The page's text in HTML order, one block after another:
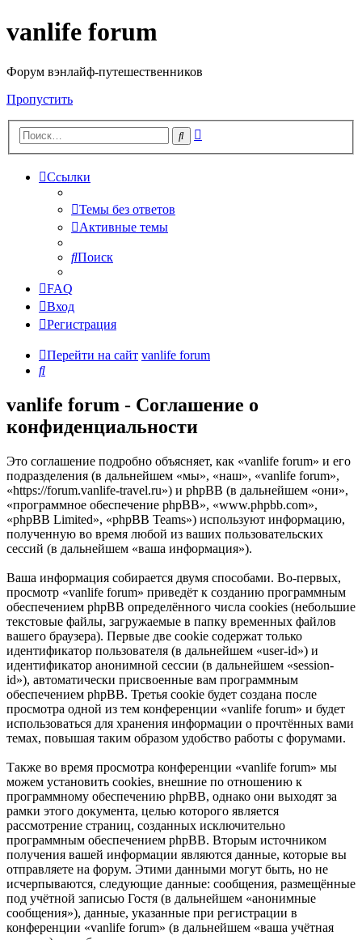
vanlife forum
Форум вэнлайф-путешественников
Пропустить
Поиск
Ссылки
Темы без ответов
Активные темы
Поиск
FAQ
Вход
Регистрация
Перейти на сайт vanlife forum
Поиск
vanlife forum - Соглашение о
конфиденциальности
Это соглашение подробно объясняет, как «vanlife forum» и его
подразделения (в дальнейшем «мы», «наш», «vanlife forum»,
«https://forum.vanlife-travel.ru») и phpBB (в дальнейшем «они»,
«программное обеспечение phpBB», «www.phpbb.com»,
«phpBB Limited», «phpBB Teams») используют информацию,
полученную во время любой из ваших пользовательских
сессий (в дальнейшем «ваша информация»).
Ваша информация собирается двумя способами. Во-первых,
просмотр «vanlife forum» приведёт к созданию программным
обеспечением phpBB определённого числа cookies (небольшие
текстовые файлы, загружаемые в папку временных файлов
вашего браузера). Первые две cookie содержат только
идентификатор пользователя (в дальнейшем «user-id») и
идентификатор анонимной сессии (в дальнейшем «session-
id»), автоматически присвоенные вам программным
обеспечением phpBB. Третья cookie будет создана после
просмотра одной из тем конференции «vanlife forum» и будет
использоваться для хранения информации о прочтённых вами
темах, повышая таким образом удобство работы с форумами.
Также во время просмотра конференции «vanlife forum» мы
можем установить cookies, внешние по отношению к
программному обеспечению phpBB, однако они выходят за
рамки этого документа, целью которого является
рассмотрение страниц, созданных исключительно
программным обеспечением phpBB. Вторым источником
получения вашей информации являются данные, которые вы
отправляете на форум. Этими данными могут быть, но не
исчерпываются, следующие данные: сообщения, размещённые
под учётной записью Гостя (в дальнейшем «анонимные
сообщения»), данные, указанные при регистрации в
конференции «vanlife forum» (в дальнейшем «ваша учётная